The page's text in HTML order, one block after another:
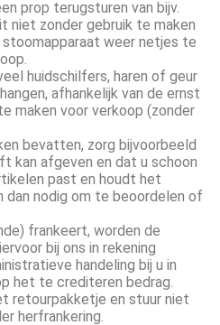
prop terugsturen van bijv.
niet zonder gebruik te maken
weer netjes te
huidschilfers, haren of geur
afhankelijk van de ernst
maken voor verkoop (zonder
bevatten, zorg bijvoorbeeld
kan afgeven en dat u schoon
past en houdt het
dan nodig om te beoordelen of
frankeert, worden de
bij ons in rekening
handeling bij u in
het te crediteren bedrag.
retourpakketje en stuur niet
herfrankering.